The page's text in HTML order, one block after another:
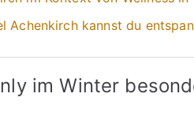
Achenkirch kannst du
im Winter